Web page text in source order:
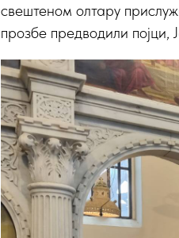
свештеном олтару
прозбе предводили